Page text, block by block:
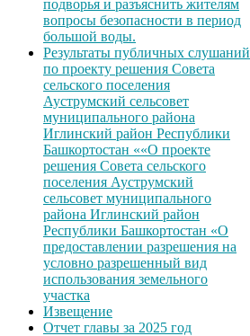
подворья и разъяснить жителям
вопросы безопасности в период
большой воды.
Результаты публичных слушаний
по проекту решения Совета
сельского поселения
Ауструмский сельсовет
муниципального района
Иглинский район Республики
Башкортостан ««О проекте
решения Совета сельского
поселения Ауструмский
сельсовет муниципального
района Иглинский район
Республики Башкортостан «О
предоставлении разрешения на
условно разрешенный вид
использования земельного
участка
Извещение
Отчет главы за 2025 год